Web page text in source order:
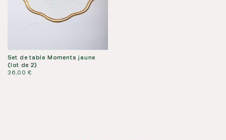
Set de table Moments jaune
(lot de 2)
36,00€